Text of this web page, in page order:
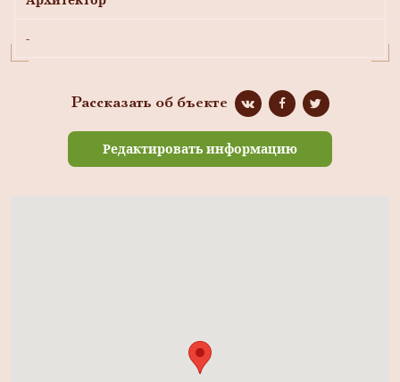
-
Рассказать об бъекте
Редактировать информацию